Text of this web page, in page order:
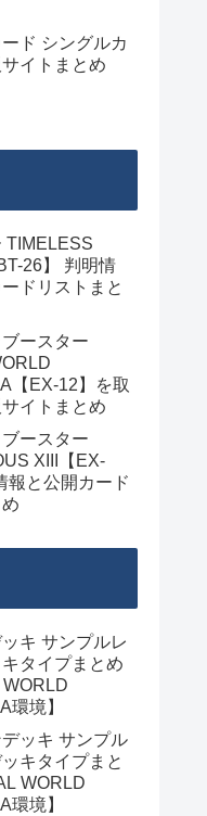
ド シングルカ
イトまとめ
TIMELESS
26】 判明情
ドリストまと
ースター
【EX-12】を取
イトまとめ
ースター
XIII【EX-
報と公開カード
キ サンプルレ
タイプまとめ
WORLD
環境】
ッキ サンプル
キタイプまと
WORLD
環境】